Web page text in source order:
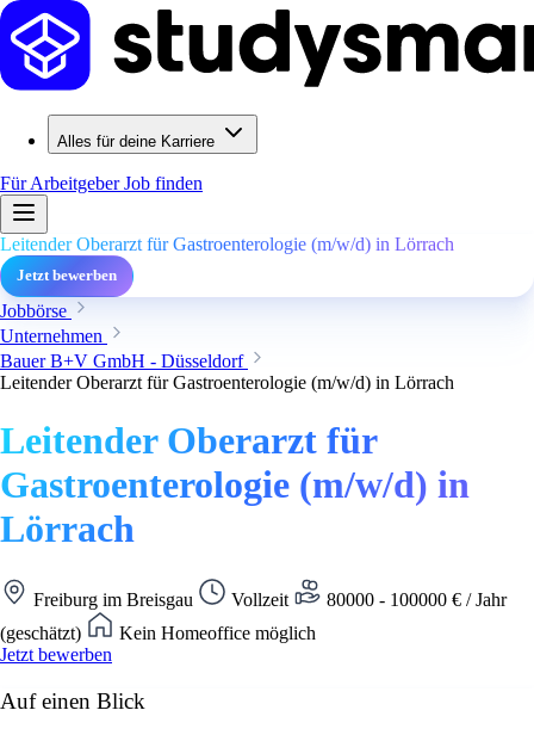
Alles für deine Karriere
Für ArbeitgeberJob finden
Leitender Oberarzt für Gastroenterologie (m/w/d) in Lörrach
Jetzt bewerben
Jobbörse
Unternehmen
Bauer B+V GmbH - Düsseldorf
Leitender Oberarzt für Gastroenterologie (m/w/d) in Lörrach
Leitender Oberarzt für
Gastroenterologie (m/w/d) in
Lörrach
Freiburg im Breisgau Vollzeit
80000 - 100000 € / Jahr
(geschätzt)
Kein Homeoffice möglich
Jetzt bewerben
Auf einen Blick